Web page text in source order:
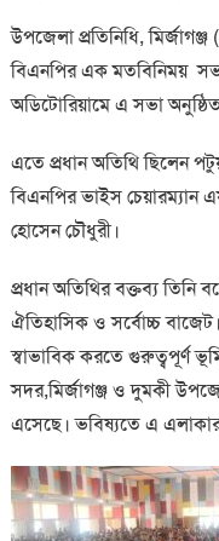
উপজেলা প্রতিনিধি, মির্জাগঞ্জ
বিএনপির এক মতবিনিময়
অডিটোরিয়ামে এ সভা
এতে প্রধান অতিথি ছিলেন
বিএনপির ভাইস
হোসেন চৌধুরী।
প্রধান অতিথির বক্তব্য
ঐতিহাসিক ও সর্বোচ্চ
স্বাভাবিক করতে গুরুত্বপূর্ণ
সদর,মির্জাগঞ্জ ও দুমকী
এসেছে। ভবিষ্যতে এ